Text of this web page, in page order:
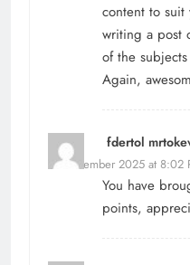
content to suit
writing a post
of the
Again,
fdertol
19 December 2025 at 8:02
You have
points,